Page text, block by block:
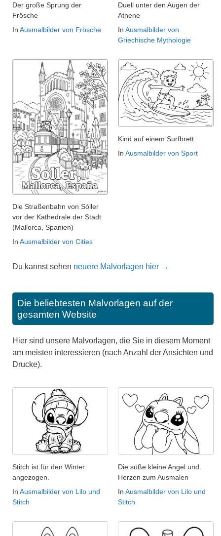
Der große Sprung der
Frösche
In Ausmalbilder von Frösche
Duell unter den Augen der
Athene
In Ausmalbilder von
Griechische Mythologie
Die Straßenbahn von Sóller
vor der Kathedrale der Stadt
(Mallorca, Spanien)
In Ausmalbilder von Cities
Kind auf einem Surfbrett
In Ausmalbilder von Sport
Du kannst sehen neuere Malvorlagen hier →
Die beliebtesten Malvorlagen auf der
gesamten Website
Hier sind unsere Malvorlagen, die Sie in diesem Moment
am meisten interessieren (nach Anzahl der Ansichten und
Drucke).
Stitch ist für den Winter
angezogen.
In Ausmalbilder von Lilo und
Stitch
Die süße kleine Angel und
Herzen zum Ausmalen
In Ausmalbilder von Lilo und
Stitch